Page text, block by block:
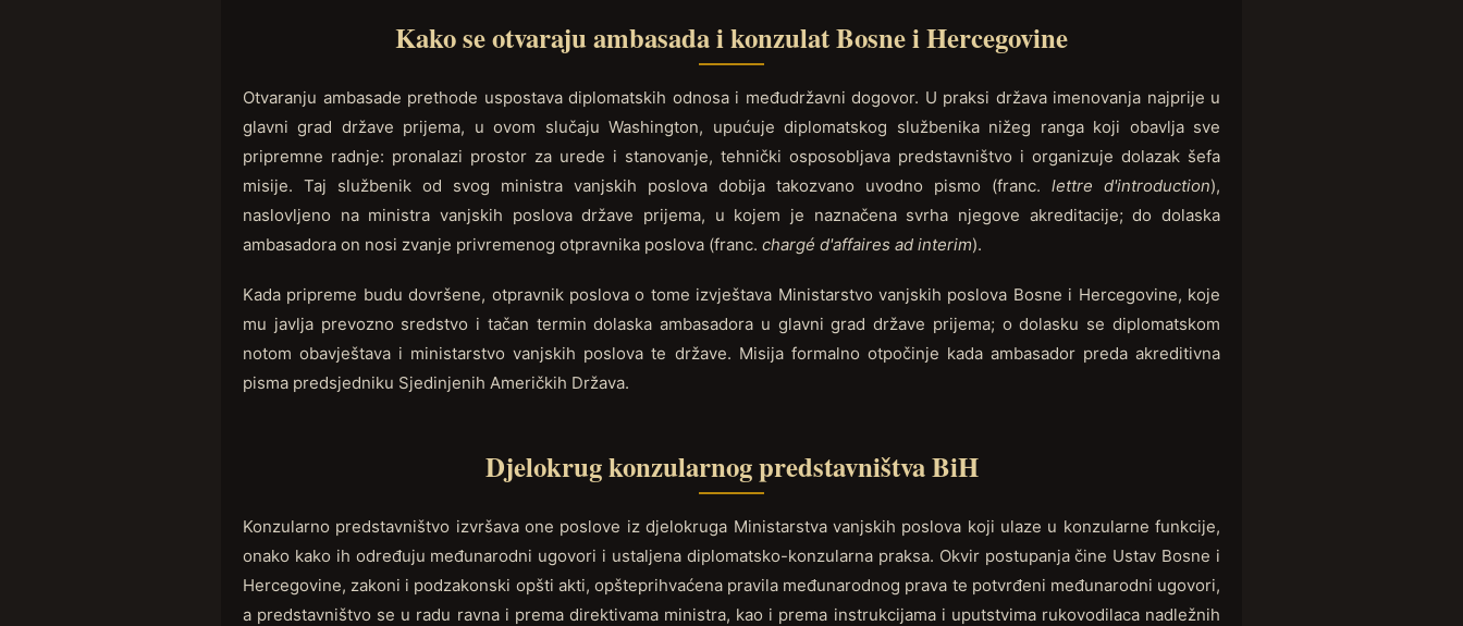
Kako se otvaraju ambasada i konzulat Bosne i Hercegovine
Otvaranju ambasade prethode uspostava diplomatskih odnosa i međudržavni dogovor. U praksi država imenovanja najprije u
glavni grad države prijema, u ovom slučaju Washington, upućuje diplomatskog službenika nižeg ranga koji obavlja sve
pripremne radnje: pronalazi prostor za urede i stanovanje, tehnički osposobljava predstavništvo i organizuje dolazak šefa
misije. Taj službenik od svog ministra vanjskih poslova dobija takozvano uvodno pismo (franc. lettre d'introduction),
naslovljeno na ministra vanjskih poslova države prijema, u kojem je naznačena svrha njegove akreditacije; do dolaska
ambasadora on nosi zvanje privremenog otpravnika poslova (franc. chargé d'affaires ad interim).
Kada pripreme budu dovršene, otpravnik poslova o tome izvještava Ministarstvo vanjskih poslova Bosne i Hercegovine, koje
mu javlja prevozno sredstvo i tačan termin dolaska ambasadora u glavni grad države prijema; o dolasku se diplomatskom
notom obavještava i ministarstvo vanjskih poslova te države. Misija formalno otpočinje kada ambasador preda akreditivna
pisma predsjedniku Sjedinjenih Američkih Država.
Djelokrug konzularnog predstavništva BiH
Konzularno predstavništvo izvršava one poslove iz djelokruga Ministarstva vanjskih poslova koji ulaze u konzularne funkcije,
onako kako ih određuju međunarodni ugovori i ustaljena diplomatsko-konzularna praksa. Okvir postupanja čine Ustav Bosne i
Hercegovine, zakoni i podzakonski opšti akti, opšteprihvaćena pravila međunarodnog prava te potvrđeni međunarodni ugovori,
a predstavništvo se u radu ravna i prema direktivama ministra, kao i prema instrukcijama i uputstvima rukovodilaca nadležnih